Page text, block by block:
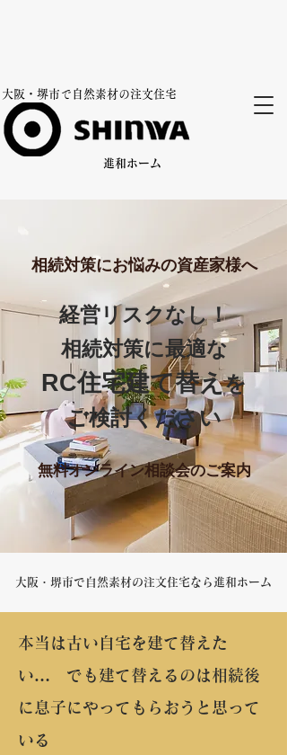
​大阪・堺市で自然素材の注文住宅​
​進和ホーム
相続対策にお悩みの資産家様へ
経営リスクなし！
相続対策に最適な
RC住宅建て替えを
ご検討ください
無料オンライン相談会のご案内
​大阪・堺市で自然素材の注文住宅なら進和ホーム
本当は古い自宅を建て替えた
い… でも建て替えるのは相続後
に息子にやってもらおうと思って
いる